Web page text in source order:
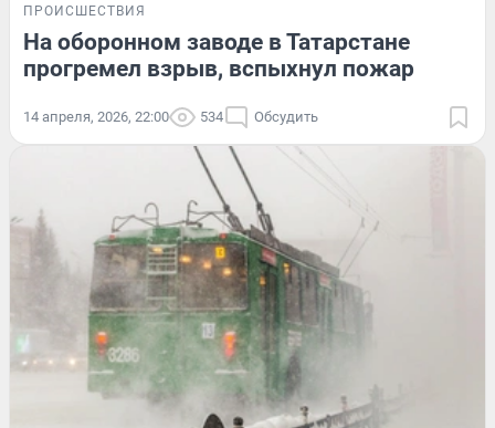
ПРОИСШЕСТВИЯ
На оборонном заводе в Татарстане
прогремел взрыв, вспыхнул пожар
14 апреля, 2026, 22:00 534 Обсудить